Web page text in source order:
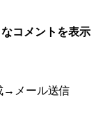
コメントを表示
→メール送信